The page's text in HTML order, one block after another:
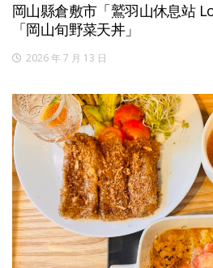
岡山縣倉敷市「鷲羽山休息站
「岡山旬野菜天丼」
2026 年 7 月 13 日